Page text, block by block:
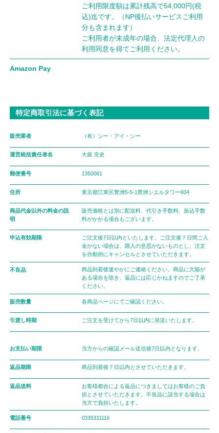
ご利用限度額は累計残高で54,000円(税
込)迄です。（NP後払いサービスご利用
分も含まれます）
ご利用者が未成年の場合、法定代理人の
利用同意を得てご利用ください。
Amazon Pay
特定商取引法に基づく表記
販売業者 （有）シー・アイ・シー
運営統括責任者名 大庭 充史
郵便番号 1350061
住所 東京都江東区豊洲5-5-1豊洲シエルタワー604
商品代金以外の料金の説
明
販売価格とは別に配送料、代引き手数料、振込手数
料がかかる場合もございます。
申込有効期限
ご注文後7日以内といたします。ご注文後７日間ご入
金がない場合は、購入の意思がないものとし、注文
を自動的にキャンセルとさせていただきます。
不良品
商品到着後速やかにご連絡ください。商品に欠陥が
ある場合を除き、返品には応じかねますのでご了承
ください。
販売数量 各商品ページにてご確認ください。
引渡し時期 ご注文を受けてから7日以内に発送いたします。
お支払い期限 当方からの確認メール送信後7日以内となります。
返品期限 商品到着後７日以内とさせていただきます。
返品送料
お客様都合による返品につきましてはお客様のご負
担とさせていただきます。不良品に該当する場合は
当方で負担いたします。
電話番号 0335311116